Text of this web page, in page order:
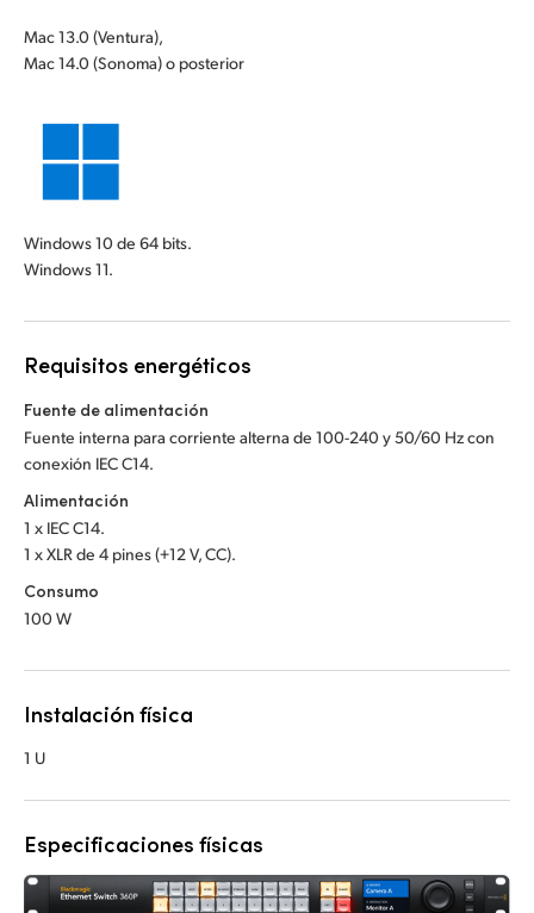
Mac 13.0 (Ventura),
Mac 14.0 (Sonoma) o posterior
Windows 10 de 64 bits.
Windows 11.
Requisitos energéticos
Fuente de alimentación
Fuente interna para corriente alterna de 100-240 y 50/60 Hz con
conexión IEC C14.
Alimentación
1 x IEC C14.
1 x XLR de 4 pines (+12 V, CC).
Consumo
100 W
Instalación física
1 U
Especificaciones físicas